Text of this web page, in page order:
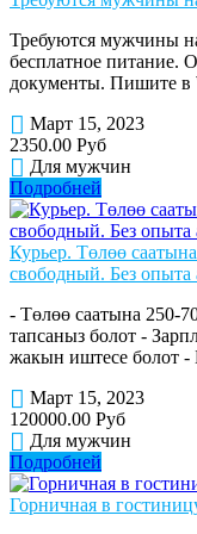
Требуются мужчины
бесплатное питание.
документы. Пишите в
Март 15, 2023
2350.00 Руб
Для мужчин
Подробней
Курьер. Төлөө
свободный. Без
- Төлөө саатына 250-
тапсаныз болот -
жакын иштесе болот -
Март 15, 2023
120000.00 Руб
Для мужчин
Подробней
Горничная в